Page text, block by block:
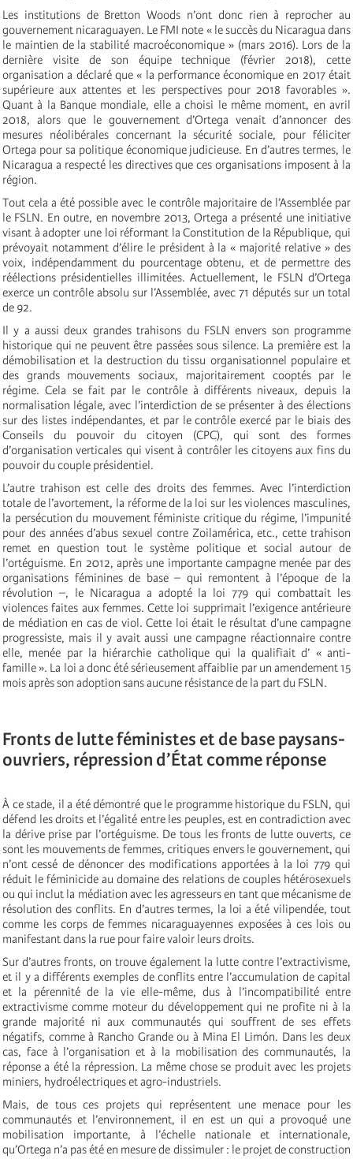
Les institutions de Bretton Woods n’ont donc rien à reprocher au
gouvernement nicaraguayen. Le FMI note « le succès du Nicaragua dans
le maintien de la stabilité macroéconomique » (mars 2016). Lors de la
dernière visite de son équipe technique (février 2018), cette
organisation a déclaré que « la performance économique en 2017 était
supérieure aux attentes et les perspectives pour 2018 favorables ».
Quant à la Banque mondiale, elle a choisi le même moment, en avril
2018, alors que le gouvernement d’Ortega venait d’annoncer des
mesures néolibérales concernant la sécurité sociale, pour féliciter
Ortega pour sa politique économique judicieuse. En d’autres termes, le
Nicaragua a respecté les directives que ces organisations imposent à la
région.
Tout cela a été possible avec le contrôle majoritaire de l’Assemblée par
le FSLN. En outre, en novembre 2013, Ortega a présenté une initiative
visant à adopter une loi réformant la Constitution de la République, qui
prévoyait notamment d’élire le président à la « majorité relative » des
voix, indépendamment du pourcentage obtenu, et de permettre des
réélections présidentielles illimitées. Actuellement, le FSLN d’Ortega
exerce un contrôle absolu sur l’Assemblée, avec 71 députés sur un total
de 92.
Il y a aussi deux grandes trahisons du FSLN envers son programme
historique qui ne peuvent être passées sous silence. La première est la
démobilisation et la destruction du tissu organisationnel populaire et
des grands mouvements sociaux, majoritairement cooptés par le
régime. Cela se fait par le contrôle à différents niveaux, depuis la
normalisation légale, avec l’interdiction de se présenter à des élections
sur des listes indépendantes, et par le contrôle exercé par le biais des
Conseils du pouvoir du citoyen (CPC), qui sont des formes
d’organisation verticales qui visent à contrôler les citoyens aux fins du
pouvoir du couple présidentiel.
L’autre trahison est celle des droits des femmes. Avec l’interdiction
totale de l’avortement, la réforme de la loi sur les violences masculines,
la persécution du mouvement féministe critique du régime, l’impunité
pour des années d’abus sexuel contre Zoilamérica, etc., cette trahison
remet en question tout le système politique et social autour de
l’ortéguisme. En 2012, après une importante campagne menée par des
organisations féminines de base – qui remontent à l’époque de la
révolution –, le Nicaragua a adopté la loi 779 qui combattait les
violences faites aux femmes. Cette loi supprimait l’exigence antérieure
de médiation en cas de viol. Cette loi était le résultat d’une campagne
progressiste, mais il y avait aussi une campagne réactionnaire contre
elle, menée par la hiérarchie catholique qui la qualifiait d’ « anti-
famille ». La loi a donc été sérieusement affaiblie par un amendement 15
mois après son adoption sans aucune résistance de la part du FSLN.
Fronts de lutte féministes et de base paysans-
ouvriers, répression d’État comme réponse
À ce stade, il a été démontré que le programme historique du FSLN, qui
défend les droits et l’égalité entre les peuples, est en contradiction avec
la dérive prise par l’ortéguisme. De tous les fronts de lutte ouverts, ce
sont les mouvements de femmes, critiques envers le gouvernement, qui
n’ont cessé de dénoncer des modifications apportées à la loi 779 qui
réduit le féminicide au domaine des relations de couples hétérosexuels
ou qui inclut la médiation avec les agresseurs en tant que mécanisme de
résolution des conflits. En d’autres termes, la loi a été vilipendée, tout
comme les corps de femmes nicaraguayennes exposées à ces lois ou
manifestant dans la rue pour faire valoir leurs droits.
Sur d’autres fronts, on trouve également la lutte contre l’extractivisme,
et il y a différents exemples de conflits entre l’accumulation de capital
et la pérennité de la vie elle-même, dus à l’incompatibilité entre
extractivisme comme moteur du développement qui ne profite ni à la
grande majorité ni aux communautés qui souffrent de ses effets
négatifs, comme à Rancho Grande ou à Mina El Limón. Dans les deux
cas, face à l’organisation et à la mobilisation des communautés, la
réponse a été la répression. La même chose se produit avec les projets
miniers, hydroélectriques et agro-industriels.
Mais, de tous ces projets qui représentent une menace pour les
communautés et l’environnement, il en est un qui a provoqué une
mobilisation importante, à l’échelle nationale et internationale,
qu’Ortega n’a pas été en mesure de dissimuler : le projet de construction